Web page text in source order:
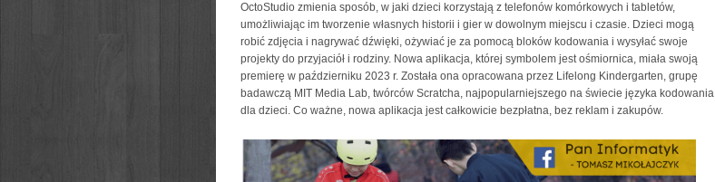
OctoStudio zmienia sposób, w jaki dzieci korzystają z telefonów komórkowych i tabletów,
umożliwiając im tworzenie własnych historii i gier w dowolnym miejscu i czasie. Dzieci mogą
robić zdjęcia i nagrywać dźwięki, ożywiać je za pomocą bloków kodowania i wysyłać swoje
projekty do przyjaciół i rodziny. Nowa aplikacja, której symbolem jest ośmiornica, miała swoją
premierę w październiku 2023 r. Została ona opracowana przez Lifelong Kindergarten, grupę
badawczą MIT Media Lab, twórców Scratcha, najpopularniejszego na świecie języka kodowania
dla dzieci. Co ważne, nowa aplikacja jest całkowicie bezpłatna, bez reklam i zakupów.